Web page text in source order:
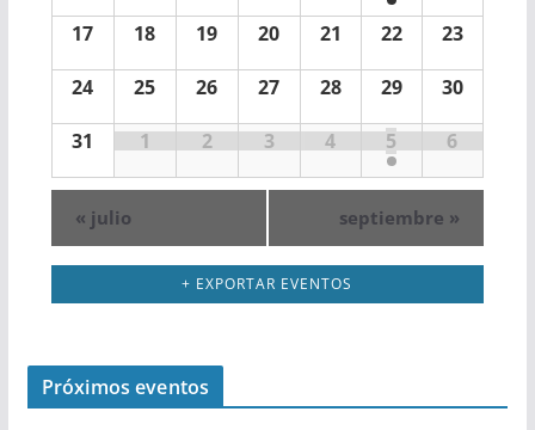
ó
n
d
ú
s
q
u
i
ó
n
d
e
v
i
s
n
d
a
r
o
d
e
E
a
i
v
n
t
17 18 19 20 21 22 23
24 25 26 27 28 29 30
31 1 2 3 4 5 6
« julio septiembre »
+ EXPORTAR EVENTOS
Próximos eventos